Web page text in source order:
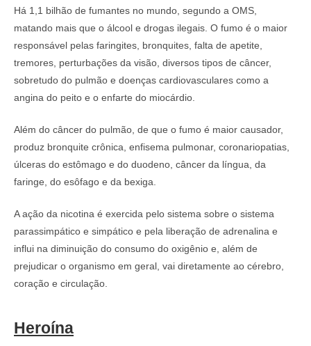
Há 1,1 bilhão de fumantes no mundo, segundo a OMS,
matando mais que o álcool e drogas ilegais. O fumo é o maior
responsável pelas faringites, bronquites, falta de apetite,
tremores, perturbações da visão, diversos tipos de câncer,
sobretudo do pulmão e doenças cardiovasculares como a
angina do peito e o enfarte do miocárdio.
Além do câncer do pulmão, de que o fumo é maior causador,
produz bronquite crônica, enfisema pulmonar, coronariopatias,
úlceras do estômago e do duodeno, câncer da língua, da
faringe, do esôfago e da bexiga.
A ação da nicotina é exercida pelo sistema sobre o sistema
parassimpático e simpático e pela liberação de adrenalina e
influi na diminuição do consumo do oxigênio e, além de
prejudicar o organismo em geral, vai diretamente ao cérebro,
coração e circulação.
Heroína